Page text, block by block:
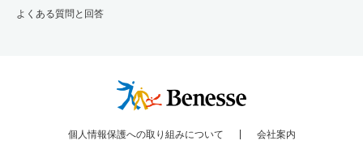
よくある質問と回答
個人情報保護への取り組みについて 会社案内